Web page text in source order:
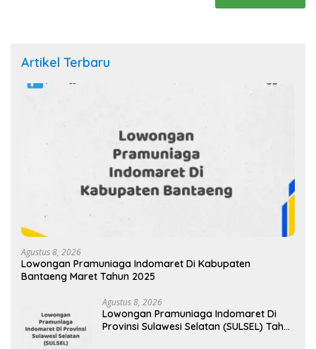
Artikel Terbaru
Agustus 8, 2026
Lowongan Pramuniaga Indomaret Di Kabupaten
Bantaeng Maret Tahun 2025
Agustus 8, 2026
Lowongan Pramuniaga Indomaret Di
Provinsi Sulawesi Selatan (SULSEL) Tahun